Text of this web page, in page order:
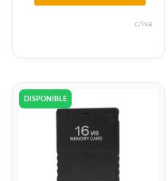
c/iva
DISPONIBLE